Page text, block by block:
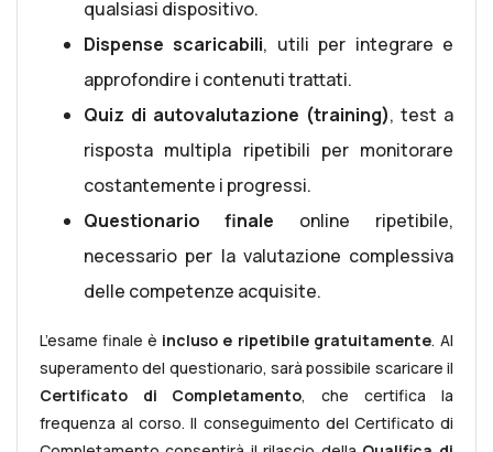
qualsiasi dispositivo.
Dispense scaricabili, utili per integrare e
approfondire i contenuti trattati.
Quiz di autovalutazione (training), test a
risposta multipla ripetibili per monitorare
costantemente i progressi.
Questionario finale online ripetibile,
necessario per la valutazione complessiva
delle competenze acquisite.
L’esame finale è incluso e ripetibile gratuitamente. Al
superamento del questionario, sarà possibile scaricare il
Certificato di Completamento, che certifica la
frequenza al corso. Il conseguimento del Certificato di